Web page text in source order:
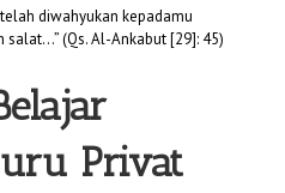
diwahyukan kepadamu
(Qs. Al-Ankabut [29]: 45)
Privat